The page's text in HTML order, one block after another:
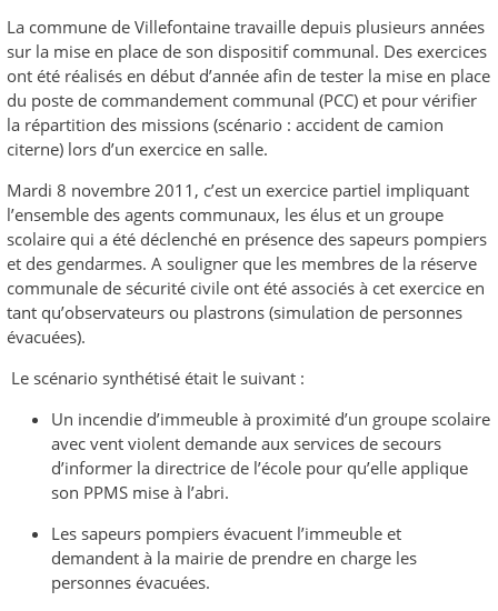
La commune de Villefontaine travaille depuis plusieurs années
sur la mise en place de son dispositif communal. Des exercices
ont été réalisés en début d’année afin de tester la mise en place
du poste de commandement communal (PCC) et pour vérifier
la répartition des missions (scénario : accident de camion
citerne) lors d’un exercice en salle.
Mardi 8 novembre 2011, c’est un exercice partiel impliquant
l’ensemble des agents communaux, les élus et un groupe
scolaire qui a été déclenché en présence des sapeurs pompiers
et des gendarmes. A souligner que les membres de la réserve
communale de sécurité civile ont été associés à cet exercice en
tant qu’observateurs ou plastrons (simulation de personnes
évacuées).
Le scénario synthétisé était le suivant :
Un incendie d’immeuble à proximité d’un groupe scolaire
avec vent violent demande aux services de secours
d’informer la directrice de l’école pour qu’elle applique
son PPMS mise à l’abri.
Les sapeurs pompiers évacuent l’immeuble et
demandent à la mairie de prendre en charge les
personnes évacuées.